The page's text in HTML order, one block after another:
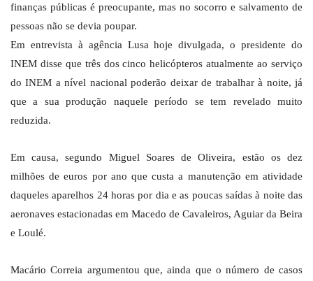
finanças públicas é preocupante, mas no socorro e salvamento de
pessoas não se devia poupar.
Em entrevista à agência Lusa hoje divulgada, o presidente do
INEM disse que três dos cinco helicópteros atualmente ao serviço
do INEM a nível nacional poderão deixar de trabalhar à noite, já
que a sua produção naquele período se tem revelado muito
reduzida.
Em causa, segundo Miguel Soares de Oliveira, estão os dez
milhões de euros por ano que custa a manutenção em atividade
daqueles aparelhos 24 horas por dia e as poucas saídas à noite das
aeronaves estacionadas em Macedo de Cavaleiros, Aguiar da Beira
e Loulé.
Macário Correia argumentou que, ainda que o número de casos